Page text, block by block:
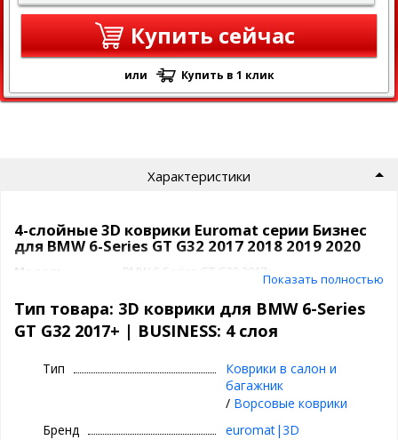
Купить сейчас
или Купить в 1 клик
Характеристики
4-слойные 3D коврики Euromat серии Бизнес
для BMW 6-Series GT G32 2017 2018 2019 2020
Модель
BMW 6-Series GT G32 2017+
BUSINESS: 4 слоя
Задний ряд
с перемычкой
Подпятник
термопластик
Производитель
3D|Euromat
Коврики 3D|Euromat
⊕ объединяют лучшие качества резиновых и
текстильных ковриков
Показать полностью
Тип товара: 3D коврики для BMW 6-Series
GT G32 2017+ | BUSINESS: 4 слоя
Тип
Коврики в салон и
багажник
/ Ворсовые коврики
Бренд
euromat|3D